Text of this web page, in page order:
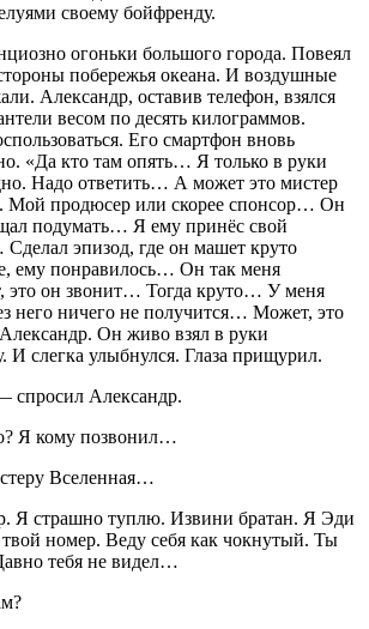
своему бойфренду.
огоньки большого города. Повеял
побережья океана. И воздушные
Александр, оставив телефон, взялся
весом по десять килограммов.
Его смартфон вновь
«Да кто там опять… Я только в руки
Надо ответить… А может это мистер
Мой продюсер или скорее спонсор… Он
подумать… Я ему принёс свой
эпизод, где он машет круто
ему понравилось… Он так меня
он звонит… Тогда круто… У меня
него ничего не получится… Может, это
Он живо взял в руки
И слегка улыбнулся. Глаза прищурил.
Александр.
Я кому позвонил…
Вселенная…
Я страшно туплю. Извини братан. Я Эди
номер. Веду себя как чокнутый. Ты
тебя не видел…